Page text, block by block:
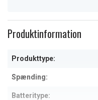
Produktinformation
Produkttype:
Spænding:
Batteritype: